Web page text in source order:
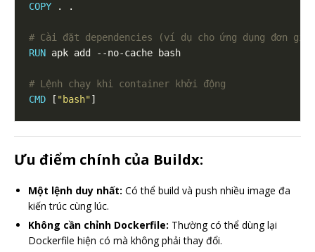
COPY . .
# Cài đặt dependencies (ví dụ cho ứng dụng đơn
RUN apk add --no-cache bash
# Lệnh chạy khi container khởi động
CMD [ "bash"]
Ưu điểm chính của Buildx:
Một lệnh duy nhất: Có thể build và push nhiều image đa
kiến trúc cùng lúc.
Không cần chỉnh Dockerfile: Thường có thể dùng lại
Dockerfile hiện có mà không phải thay đổi.